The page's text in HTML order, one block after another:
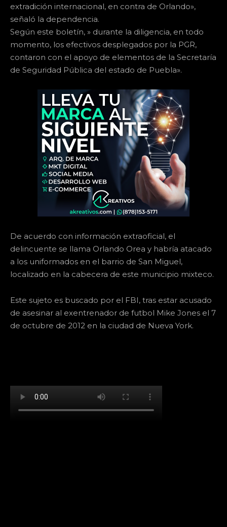
extradición internacional, en contra de Orlando»,
señaló la dependencia.
Según este boletín, » durante la diligencia, en todo
momento, los efectivos desplegados por la PGR,
contaron con el apoyo de elementos de la Secretaría
de Seguridad Pública del estado de Puebla».
De acuerdo con información extraoficial, el
delincuente se llama Orlando Orea y habría atacado
a los uniformados en el barrio de San Miguel,
localizado en la cabecera de este municipio mixteco.
Este sujeto es buscado por el FBI, tras estar acusado
de asesinar al exentrenador de futbol Mike Jones el 7
de octubre de 2012 en la ciudad de Nueva York.